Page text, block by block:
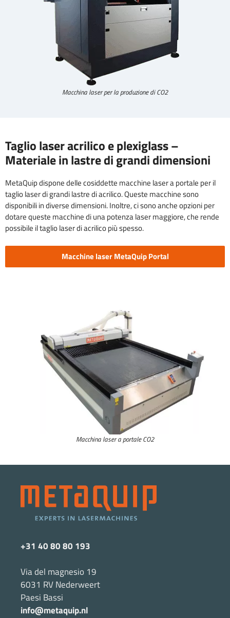
Macchina laser per la produzione di CO2
Taglio laser acrilico e plexiglass –
Materiale in lastre di grandi dimensioni
MetaQuip dispone delle cosiddette macchine laser a portale per il
taglio laser di grandi lastre di acrilico. Queste macchine sono
disponibili in diverse dimensioni. Inoltre, ci sono anche opzioni per
dotare queste macchine di una potenza laser maggiore, che rende
possibile il taglio laser di acrilico più spesso.
Macchine laser MetaQuip Portal
Macchina laser a portale CO2
+31 40 80 80 193
Via del magnesio 19
6031 RV Nederweert
Paesi Bassi
info@metaquip.nl